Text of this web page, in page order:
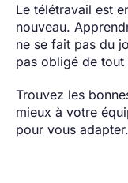
Le télétravail est
nouveau.
ne se fait pas du
pas obligé de
Trouvez les
mieux à votre
pour vous adapter.